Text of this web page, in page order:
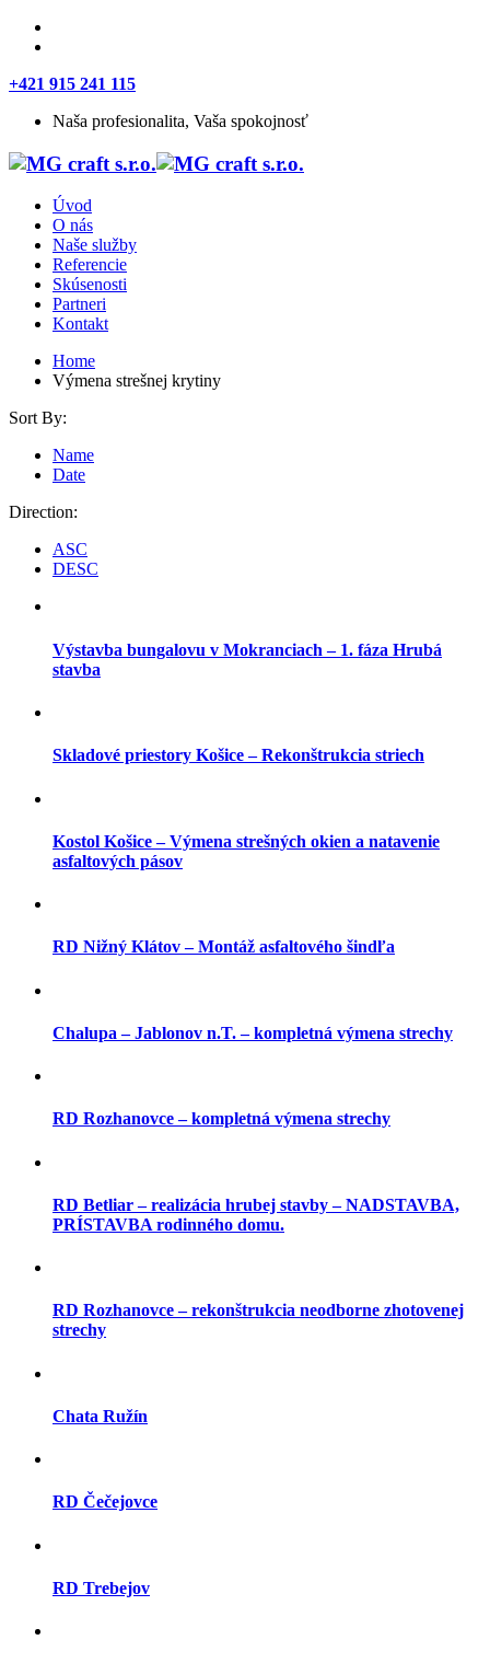
+421 915 241 115
Naša profesionalita, Vaša spokojnosť
Úvod
O nás
Naše služby
Referencie
Skúsenosti
Partneri
Kontakt
Home
Výmena strešnej krytiny
Sort By:
Name
Date
Direction:
ASC
DESC
Výstavba bungalovu v Mokranciach – 1. fáza Hrubá
stavba
Skladové priestory Košice – Rekonštrukcia striech
Kostol Košice – Výmena strešných okien a natavenie
asfaltových pásov
RD Nižný Klátov – Montáž asfaltového šindľa
Chalupa – Jablonov n.T. – kompletná výmena strechy
RD Rozhanovce – kompletná výmena strechy
RD Betliar – realizácia hrubej stavby – NADSTAVBA,
PRÍSTAVBA rodinného domu.
RD Rozhanovce – rekonštrukcia neodborne zhotovenej
strechy
Chata Ružín
RD Čečejovce
RD Trebejov